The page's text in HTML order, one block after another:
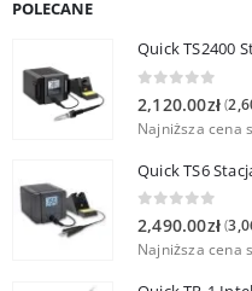
POLECANE
Quick TS2400
2,120.00zł (
Najniższa cena
0 out of 5
2,490.00zł (
Najniższa cena